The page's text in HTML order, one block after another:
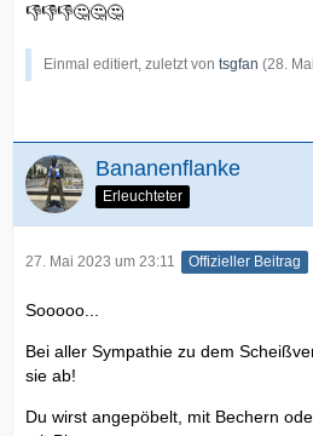
👎👎👎🤔🤔🤔
Einmal editiert, zuletzt von tsgfan (28.
Bananenflanke
Erleuchteter
27. Mai 2023 um 23:11 Offizieller Beitrag
Sooooo...
Bei aller Sympathie zu dem
sie ab!
Du wirst angepöbelt, mit Bechern